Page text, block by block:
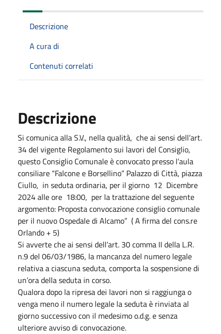
Descrizione
A cura di
Contenuti correlati
Descrizione
Si comunica alla S.V., nella qualità, che ai sensi dell’art.
34 del vigente Regolamento sui lavori del Consiglio,
questo Consiglio Comunale è convocato presso l’aula
consiliare “Falcone e Borsellino” Palazzo di Città, piazza
Ciullo, in seduta ordinaria, per il giorno 12 Dicembre
2024 alle ore 18:00, per la trattazione del seguente
argomento: Proposta convocazione consiglio comunale
per il nuovo Ospedale di Alcamo” ( A firma del cons.re
Orlando + 5)
Si avverte che ai sensi dell’art. 30 comma II della L.R.
n.9 del 06/03/1986, la mancanza del numero legale
relativa a ciascuna seduta, comporta la sospensione di
un’ora della seduta in corso.
Qualora dopo la ripresa dei lavori non si raggiunga o
venga meno il numero legale la seduta è rinviata al
giorno successivo con il medesimo o.d.g. e senza
ulteriore avviso di convocazione.